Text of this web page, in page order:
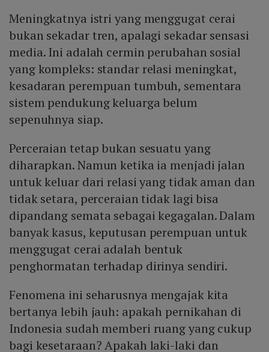
Meningkatnya istri yang menggugat cerai
bukan sekadar tren, apalagi sekadar sensasi
media. Ini adalah cermin perubahan sosial
yang kompleks: standar relasi meningkat,
kesadaran perempuan tumbuh, sementara
sistem pendukung keluarga belum
sepenuhnya siap.
Perceraian tetap bukan sesuatu yang
diharapkan. Namun ketika ia menjadi jalan
untuk keluar dari relasi yang tidak aman dan
tidak setara, perceraian tidak lagi bisa
dipandang semata sebagai kegagalan. Dalam
banyak kasus, keputusan perempuan untuk
menggugat cerai adalah bentuk
penghormatan terhadap dirinya sendiri.
Fenomena ini seharusnya mengajak kita
bertanya lebih jauh: apakah pernikahan di
Indonesia sudah memberi ruang yang cukup
bagi kesetaraan? Apakah laki-laki dan